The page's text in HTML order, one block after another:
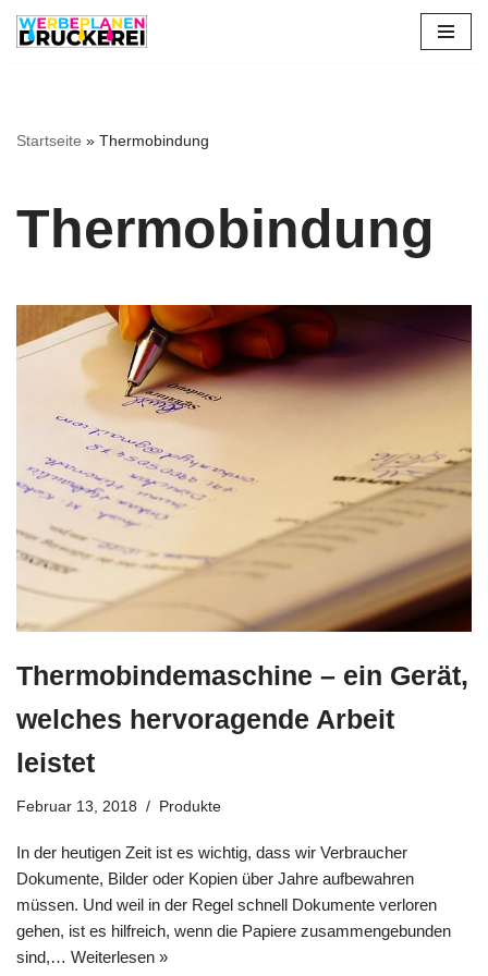
Startseite » Thermobindung
Thermobindung
Thermobindemaschine – ein Gerät,
welches hervoragende Arbeit
leistet
Februar 13, 2018 Produkte
In der heutigen Zeit ist es wichtig, dass wir Verbraucher
Dokumente, Bilder oder Kopien über Jahre aufbewahren
müssen. Und weil in der Regel schnell Dokumente verloren
gehen, ist es hilfreich, wenn die Papiere zusammengebunden
sind,… Weiterlesen »